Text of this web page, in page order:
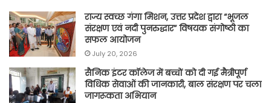
राज्य स्वच्छ गंगा मिशन, उत्तर प्रदेश द्वारा “भूजल
संरक्षण एवं नदी पुनरुद्धार” विषयक संगोष्ठी का
सफल आयोजन
July 20, 2026
सैनिक इंटर कॉलेज में बच्चों को दी गई मैत्रीपूर्ण
विधिक सेवाओं की जानकारी, बाल संरक्षण पर चला
जागरूकता अभियान